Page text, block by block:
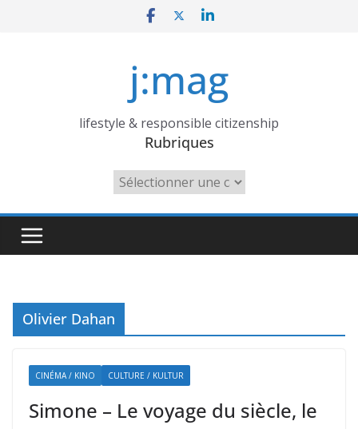
j:mag
lifestyle & responsible citizenship
Rubriques
Rubriques
Olivier Dahan
CINÉMA / KINO CULTURE / KULTUR
Simone – Le voyage du siècle, le